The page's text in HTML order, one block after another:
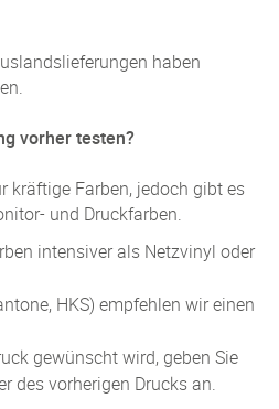
haben
vorher testen?
kräftige Farben, jedoch gibt es
und Druckfarben.
intensiver als Netzvinyl oder
HKS) empfehlen wir einen
gewünscht wird, geben Sie
des vorherigen Drucks an.